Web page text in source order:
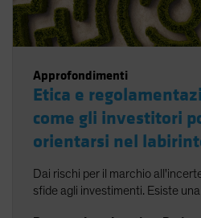
Approfondimenti
Etica e
come gli investitori
orientarsi nel
Dai rischi per il marchio
sfide agli investimenti. Esiste